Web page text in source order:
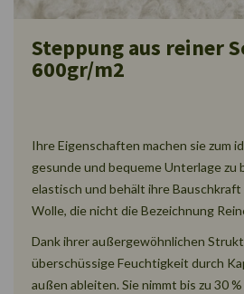
Steppung aus reiner
600gr/m2
Ihre Eigenschaften machen sie zum
gesunde und bequeme Unterlage zu
elastisch und behält ihre Bauschkraft
Wolle, die nicht die Bezeichnung
Dank ihrer außergewöhnlichen
überschüssige Feuchtigkeit durch
außen ableiten. Sie nimmt bis zu 30